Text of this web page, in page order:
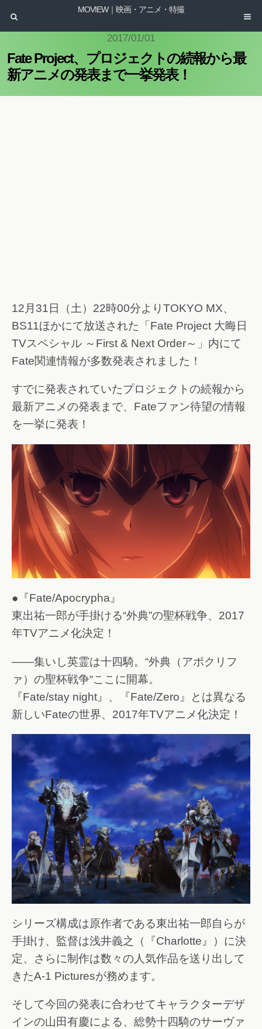
MOVIEW｜映画・アニメ・特撮
2017/01/01
Fate Project、プロジェクトの続報から最
新アニメの発表まで一挙発表！
12月31日（土）22時00分よりTOKYO MX、
BS11ほかにて放送された「Fate Project 大晦日
TVスペシャル ～First & Next Order～」内にて
Fate関連情報が多数発表されました！
すでに発表されていたプロジェクトの続報から
最新アニメの発表まで、Fateファン待望の情報
を一挙に発表！
●『Fate/Apocrypha』
東出祐一郎が手掛ける“外典”の聖杯戦争、2017
年TVアニメ化決定！
――集いし英霊は十四騎。“外典（アポクリフ
ァ）の聖杯戦争“ここに開幕。
『Fate/stay night』、『Fate/Zero』とは異なる
新しいFateの世界、2017年TVアニメ化決定！
シリーズ構成は原作者である東出祐一郎自らが
手掛け、監督は浅井義之（『Charlotte』）に決
定、さらに制作は数々の人気作品を送り出して
きたA-1 Picturesが務めます。
そして今回の発表に合わせてキャラクターデザ
インの山田有慶による、総勢十四騎のサーヴァ